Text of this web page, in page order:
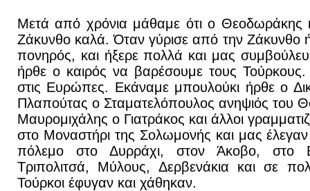
Μετά από χρόνια μάθαμε ότι ο Θεοδωράκης
Ζάκυνθο καλά. Όταν γύρισε από την Ζάκυνθο
πονηρός, και ήξερε πολλά και μας
ήρθε ο καιρός να βαρέσουμε τους Τούρκους.
στις Ευρώπες. Εκάναμε μπουλούκι ήρθε ο
Πλαπούτας ο Σταματελόπουλος ανηψιός του
Μαυρομιχάλης ο Γιατράκος και άλλοι
στο Μοναστήρι της Σολωμονής και μας έλεγαν
πόλεμο στο Δυρράχι, στον Άκοβο, στο
Τριπολιτσά, Μύλους, Δερβενάκια και σε
Τούρκοι έφυγαν και χάθηκαν.